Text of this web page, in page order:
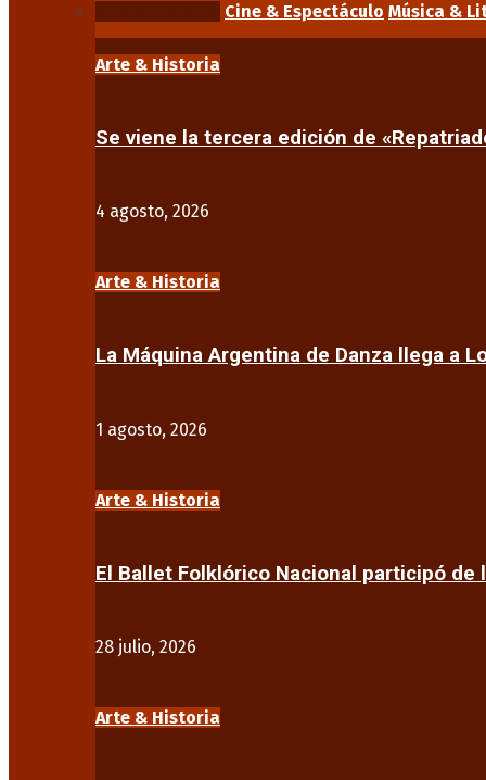
Cine & Espectáculo Música &
Arte & Historia
Se viene la tercera edición de
4 agosto, 2026
Arte & Historia
La Máquina Argentina de Danza llega a
1 agosto, 2026
Arte & Historia
El Ballet Folklórico Nacional participó de
28 julio, 2026
Arte & Historia